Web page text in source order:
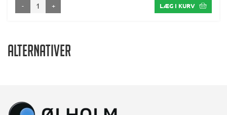
- + LÆG I KURV
Alternativer